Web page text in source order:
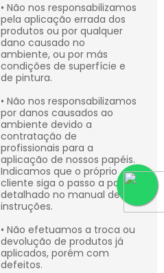
• Não nos responsabilizamos
pela aplicação errada dos
produtos ou por qualquer
dano causado no
ambiente, ou por más
condições de superfície e
de pintura.
• Não nos responsabilizamos
por danos causados ao
ambiente devido a
contratação de
profissionais para a
aplicação de nossos papéis.
Indicamos que o próprio
cliente siga o passo a passo
detalhado no manual de
instruções.
• Não efetuamos a troca ou
devolução de produtos já
aplicados, porém com
defeitos.